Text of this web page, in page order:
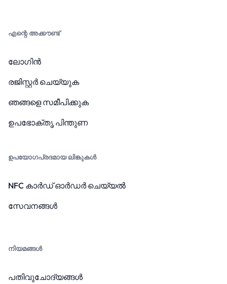
എന്റെ അക്കൗണ്ട്
ലോഗിൻ
രജിസ്റ്റർ ചെയ്യുക
ഞങ്ങളെ സമീപിക്കുക
ഉപഭോക്തൃ പിന്തുണ
ഉപയോഗപ്രദമായ ലിങ്കുകൾ
NFC കാർഡ് ഓർഡർ ചെയ്യൽ
സേവനങ്ങൾ
നിയമങ്ങൾ
പതിവുചോദ്യങ്ങൾ